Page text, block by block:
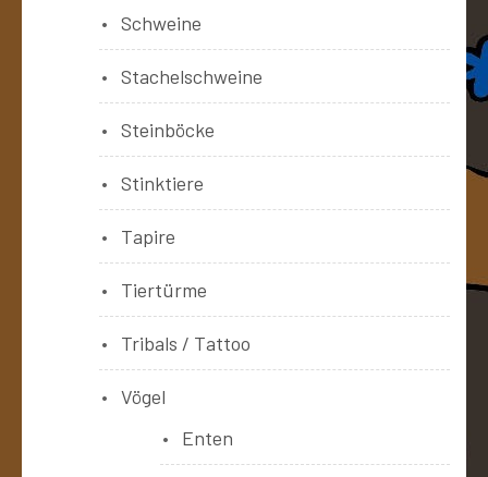
Schweine
Stachelschweine
Steinböcke
Stinktiere
Tapire
Tiertürme
Tribals / Tattoo
Vögel
Enten